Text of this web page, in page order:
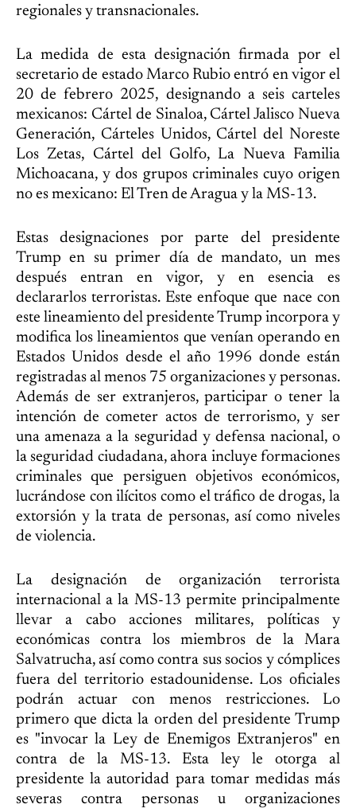
regionales y transnacionales.
La medida de esta designación firmada por el
secretario de estado Marco Rubio entró en vigor el
20 de febrero 2025, designando a seis carteles
mexicanos: Cártel de Sinaloa, Cártel Jalisco Nueva
Generación, Cárteles Unidos, Cártel del Noreste
Los Zetas, Cártel del Golfo, La Nueva Familia
Michoacana, y dos grupos criminales cuyo origen
no es mexicano: El Tren de Aragua y la MS-13.
Estas designaciones por parte del presidente
Trump en su primer día de mandato, un mes
después entran en vigor, y en esencia es
declararlos terroristas. Este enfoque que nace con
este lineamiento del presidente Trump incorpora y
modifica los lineamientos que venían operando en
Estados Unidos desde el año 1996 donde están
registradas al menos 75 organizaciones y personas.
Además de ser extranjeros, participar o tener la
intención de cometer actos de terrorismo, y ser
una amenaza a la seguridad y defensa nacional, o
la seguridad ciudadana, ahora incluye formaciones
criminales que persiguen objetivos económicos,
lucrándose con ilícitos como el tráfico de drogas, la
extorsión y la trata de personas, así como niveles
de violencia.
La designación de organización terrorista
internacional a la MS-13 permite principalmente
llevar a cabo acciones militares, políticas y
económicas contra los miembros de la Mara
Salvatrucha, así como contra sus socios y cómplices
fuera del territorio estadounidense. Los oficiales
podrán actuar con menos restricciones. Lo
primero que dicta la orden del presidente Trump
es "invocar la Ley de Enemigos Extranjeros" en
contra de la MS-13. Esta ley le otorga al
presidente la autoridad para tomar medidas más
severas contra personas u organizaciones